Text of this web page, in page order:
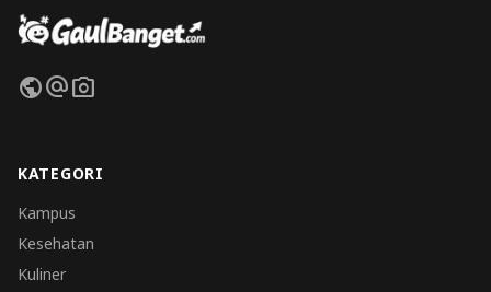
publicalternate_emailphoto_camera
KATEGORI
Kampus
Kesehatan
Kuliner